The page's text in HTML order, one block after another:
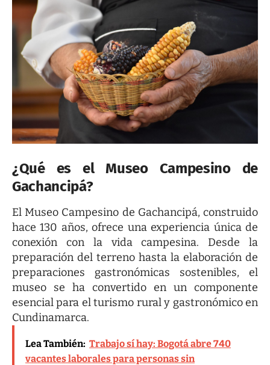
¿Qué es el Museo Campesino de
Gachancipá?
El Museo Campesino de Gachancipá, construido
hace 130 años, ofrece una experiencia única de
conexión con la vida campesina. Desde la
preparación del terreno hasta la elaboración de
preparaciones gastronómicas sostenibles, el
museo se ha convertido en un componente
esencial para el turismo rural y gastronómico en
Cundinamarca.
Lea También: Trabajo sí hay: Bogotá abre 740
vacantes laborales para personas sin